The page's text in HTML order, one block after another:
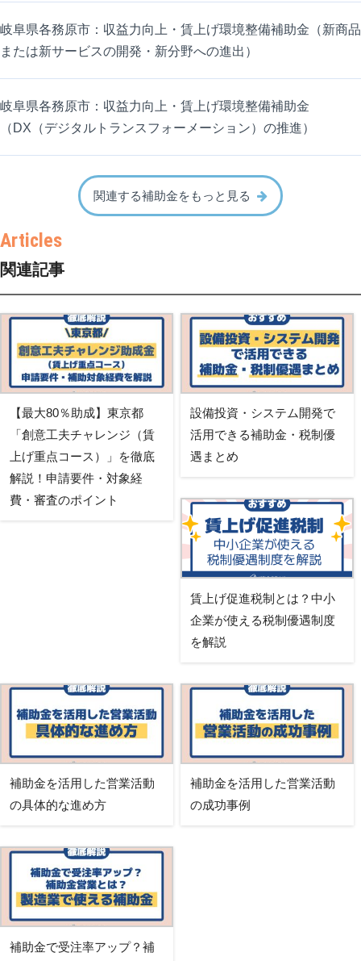
岐阜県各務原市：収益力向上・賃上げ環境整備補助金（新商品
または新サービスの開発・新分野への進出）
岐阜県各務原市：収益力向上・賃上げ環境整備補助金
（DX（デジタルトランスフォーメーション）の推進）
関連する補助金をもっと見る
関連記事
【最大80％助成】東京都
「創意工夫チャレンジ（賃
上げ重点コース）」を徹底
解説！申請要件・対象経
費・審査のポイント
設備投資・システム開発で
活用できる補助金・税制優
遇まとめ
賃上げ促進税制とは？中小
企業が使える税制優遇制度
を解説
補助金を活用した営業活動
の具体的な進め方
補助金を活用した営業活動
の成功事例
補助金で受注率アップ？補